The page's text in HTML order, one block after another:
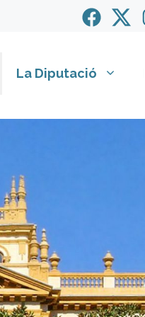
La Diputació